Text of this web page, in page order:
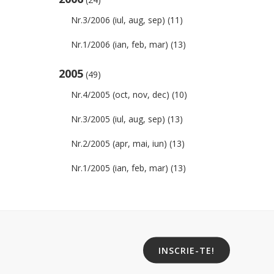
Nr.3/2006 (iul, aug, sep) (11)
Nr.1/2006 (ian, feb, mar) (13)
2005 (49)
Nr.4/2005 (oct, nov, dec) (10)
Nr.3/2005 (iul, aug, sep) (13)
Nr.2/2005 (apr, mai, iun) (13)
Nr.1/2005 (ian, feb, mar) (13)
INSCRIE-TE!